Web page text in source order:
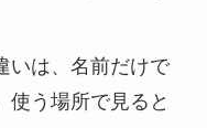
いは、名前だけで
使う場所で見ると